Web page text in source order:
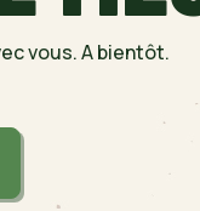
vous. A bientôt.